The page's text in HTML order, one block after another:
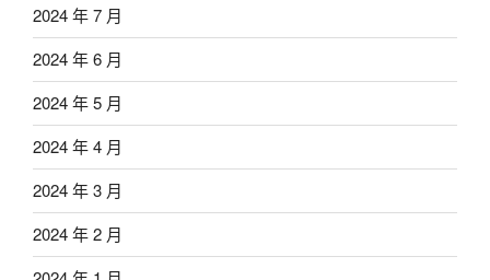
2024 年 7 月
2024 年 6 月
2024 年 5 月
2024 年 4 月
2024 年 3 月
2024 年 2 月